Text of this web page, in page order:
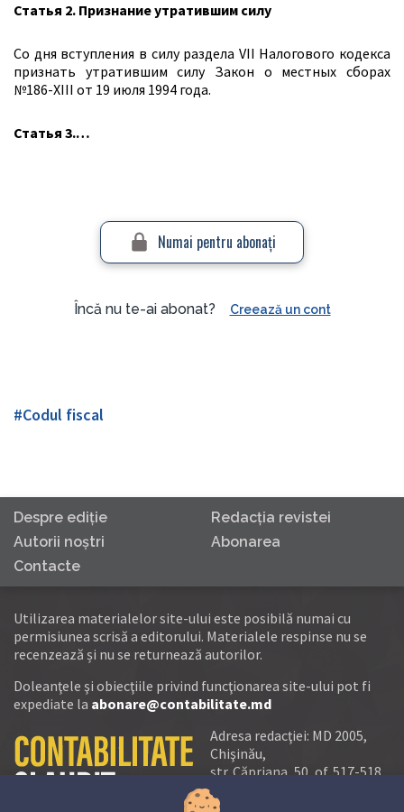
Статья 2. Признание утратившим силу
Со дня вступления в силу раздела VII Налогового кодекса
признать утратившим силу Закон о местных сборах
№186-ХIII от 19 июля 1994 года.
Статья 3.…
Numai pentru abonaţi
Încă nu te-ai abonat? Creează un cont
#Codul fiscal
Despre ediţie
Redacţia revistei
Autorii noştri
Abonarea
Contacte
Utilizarea materialelor site-ului este posibilă numai cu
permisiunea scrisă a editorului. Materialele respinse nu se
recenzează și nu se returnează autorilor.
Doleanţele şi obiecţiile privind funcţionarea site-ului pot fi
expediate la abonare@contabilitate.md
Adresa redacţiei: MD 2005,
Chişinău,
str. Căpriana, 50, of. 517-518
tel.: